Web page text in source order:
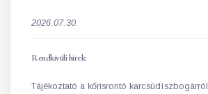
2026.07.30.
Rendkívüli hírek:
Tájékoztató a kőrisrontó karcsúdíszbogárról